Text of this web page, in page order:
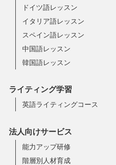
ドイツ語レッスン
イタリア語レッスン
スペイン語レッスン
中国語レッスン
韓国語レッスン
ライティング学習
英語ライティングコース
法人向けサービス
能力アップ研修
階層別人材育成